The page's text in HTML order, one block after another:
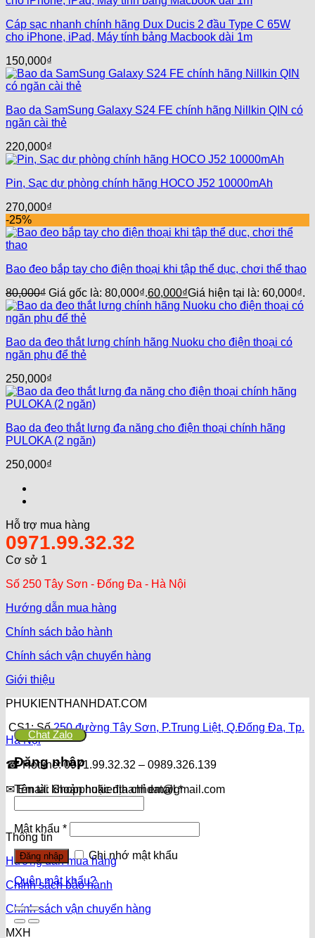
Cáp sạc nhanh chính hãng Dux Ducis 2 đầu Type C 65W
cho iPhone, iPad, Máy tính bảng Macbook dài 1m
150,000₫
Bao da SamSung Galaxy S24 FE chính hãng Nillkin QIN có
ngăn cài thẻ
220,000₫
Pin, Sạc dự phòng chính hãng HOCO J52 10000mAh
270,000₫
-25%
Bao đeo bắp tay cho điện thoại khi tập thể dục, chơi thể thao
80,000₫ Giá gốc là: 80,000₫.60,000₫Giá hiện tại là: 60,000₫.
Bao da đeo thắt lưng chính hãng Nuoku cho điện thoại có
ngăn phụ để thẻ
250,000₫
Bao da đeo thắt lưng đa năng cho điện thoại chính hãng
PULOKA (2 ngăn)
250,000₫
Hỗ trợ mua hàng
0971.99.32.32
Cơ sở 1
Số 250 Tây Sơn - Đống Đa - Hà Nội
Hướng dẫn mua hàng
Chính sách bảo hành
Chính sách vận chuyển hàng
Giới thiệu
PHUKIENTHANHDAT.COM
CS1: Số250 đường Tây Sơn, P.Trung Liệt, Q.Đống Đa, Tp.
Hà Nội
☎ Hotline: 0971.99.32.32 – 0989.326.139
✉ Email: Shopphukienthanhdat@gmail.com
Thông tin
Hướng dẫn mua hàng
Chính sách bảo hành
Chính sách vận chuyển hàng
MXH
Chat Zalo
Đăng nhập
Tên tài khoản hoặc địa chỉ email*
Mật khẩu *
Đăng nhập Ghi nhớ mật khẩu
Quên mật khẩu?